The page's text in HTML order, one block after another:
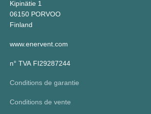
Kipinätie 1
06150 PORVOO
Finland
www.enervent.com
n° TVA FI29287244
Conditions de garantie
Conditions de vente